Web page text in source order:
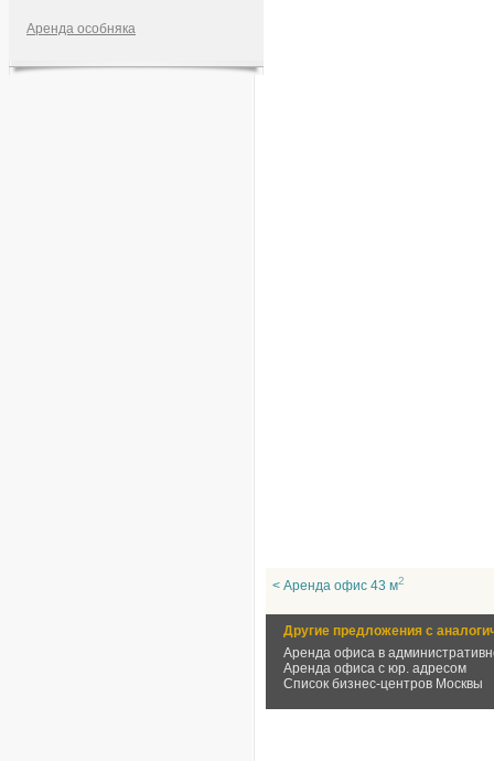
Аренда особняка
< Аренда офис 43 м2
Другие предложения с
Аренда офиса в
Аренда офиса с юр. адресом
Список бизнес-центров Москвы